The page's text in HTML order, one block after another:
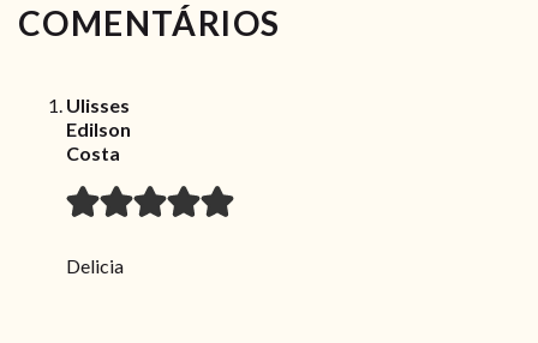
COMENTÁRIOS
Ulisses
Edilson
Costa
Delicia